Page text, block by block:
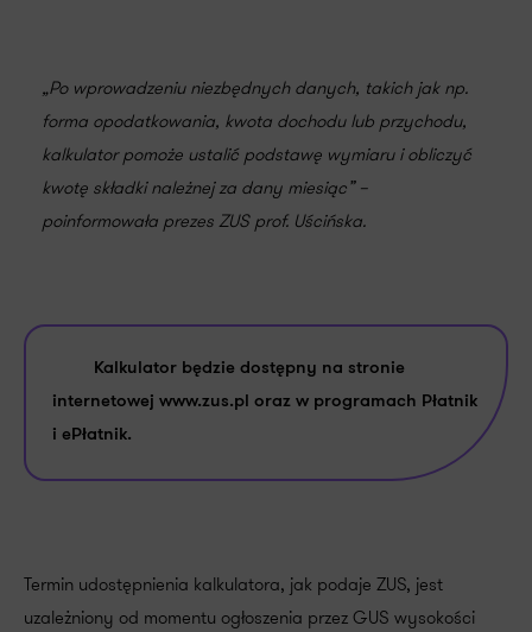
„Po wprowadzeniu niezbędnych danych, takich jak np.
forma opodatkowania, kwota dochodu lub przychodu,
kalkulator pomoże ustalić podstawę wymiaru i obliczyć
kwotę składki należnej za dany miesiąc” –
poinformowała prezes ZUS prof. Uścińska.
Kalkulator będzie dostępny na stronie
internetowej www.zus.pl oraz w programach Płatnik
i ePłatnik.
Termin udostępnienia kalkulatora, jak podaje ZUS, jest
uzależniony od momentu ogłoszenia przez GUS wysokości